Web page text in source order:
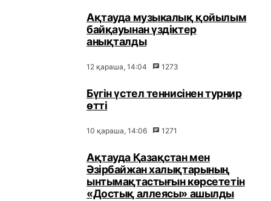
Ақтауда музыкалық қойылым
байқауынан үздіктер
анықталды
12 қараша, 14:04 1273
Бүгін үстел теннисінен турнир
өтті
10 қараша, 14:06 1271
Ақтауда Қазақстан мен
Әзірбайжан халықтарының
ынтымақтастығын көрсететін
«Достық аллеясы» ашылды